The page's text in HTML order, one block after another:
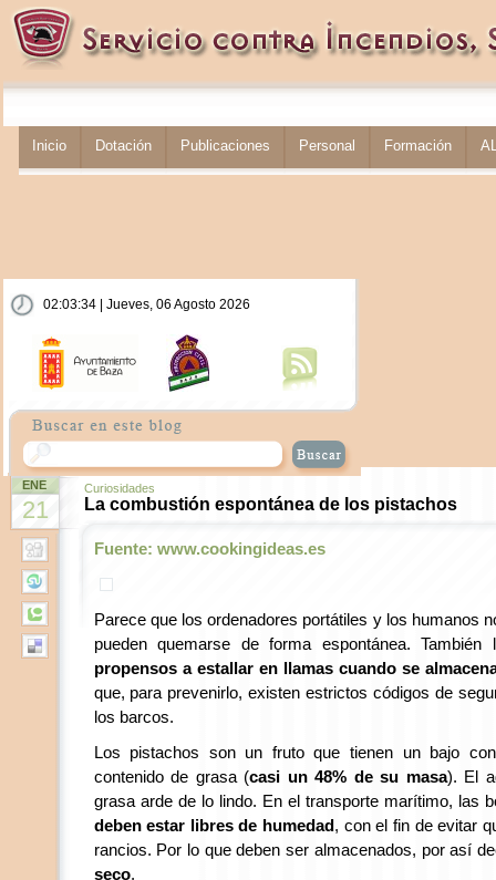
Inicio Dotación Publicaciones Personal Formación
02:03:34 | Jueves, 06 Agosto 2026
ENE
21
Curiosidades
La combustión espontánea de los pistachos
Fuente: www.cookingideas.es
Parece que los ordenadores portátiles y los humanos
pueden quemarse de forma espontánea.
propensos a estallar en llamas cuando se
que, para prevenirlo, existen estrictos códigos de
los barcos.
Los pistachos son un fruto que tienen un bajo
contenido de grasa (casi un 48% de su masa). El
grasa arde de lo lindo. En el transporte marítimo, las
deben estar libres de humedad , con el fin de evitar
rancios. Por lo que deben ser almacenados, por así
seco.